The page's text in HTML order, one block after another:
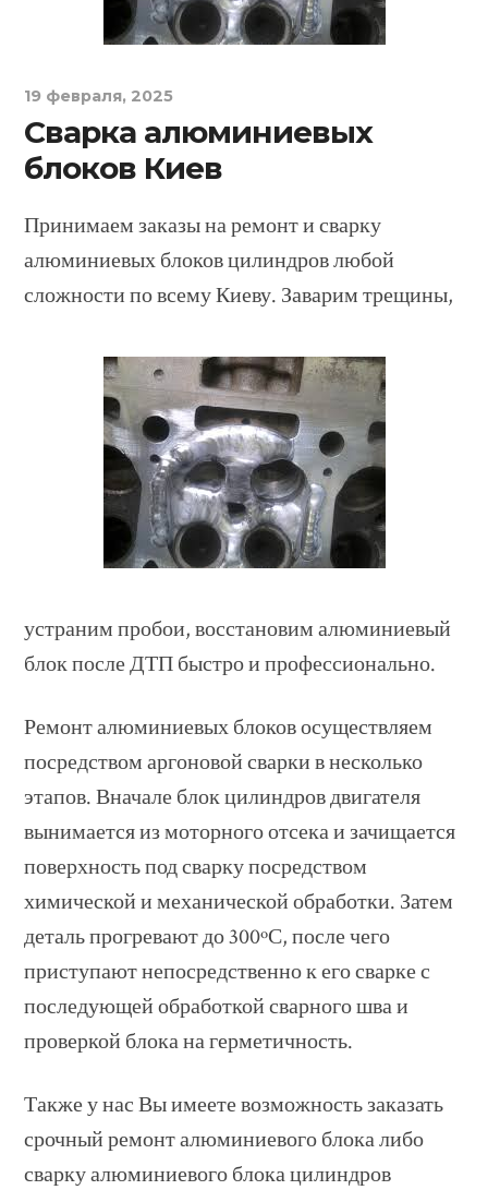
19 февраля, 2025
Сварка алюминиевых
блоков Киев
Принимаем заказы на ремонт и сварку
алюминиевых блоков цилиндров любой
сложности по всему Киеву. Заварим трещины,
устраним пробои, восстановим алюминиевый
блок после ДТП быстро и профессионально.
Ремонт алюминиевых блоков осуществляем
посредством аргоновой сварки в несколько
этапов. Вначале блок цилиндров двигателя
вынимается из моторного отсека и зачищается
поверхность под сварку посредством
химической и механической обработки. Затем
деталь прогревают до 300ºС, после чего
приступают непосредственно к его сварке с
последующей обработкой сварного шва и
проверкой блока на герметичность.
Также у нас Вы имеете возможность заказать
срочный ремонт алюминиевого блока либо
сварку алюминиевого блока цилиндров